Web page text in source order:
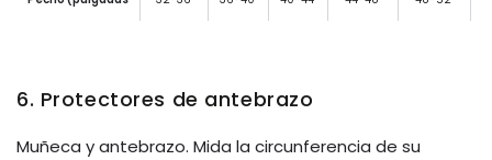
6. Protectores de antebrazo
Muñeca y antebrazo. Mida la circunferencia de su